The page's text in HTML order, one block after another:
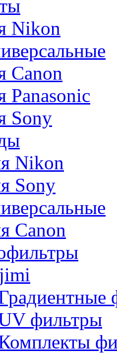
Nikon
Canon
Panasonic
Sony
Nikon
Sony
Canon
фильтры